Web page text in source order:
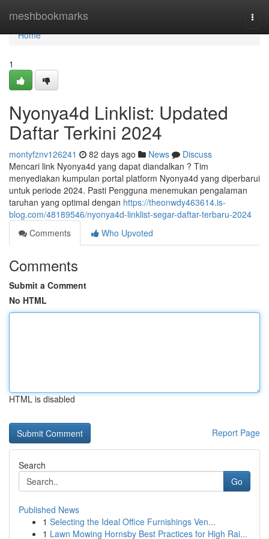
meshbookmarks
Home
Home
1
Nyonya4d Linklist: Updated
Daftar Terkini 2024
montyfznv126241 82 days ago News
Discuss
Mencari link Nyonya4d yang dapat diandalkan ? Tim
menyediakan kumpulan portal platform Nyonya4d yang diperbarui
untuk periode 2024. Pasti Pengguna menemukan pengalaman
taruhan yang optimal dengan https://theonwdy463614.is-
blog.com/48189546/nyonya4d-linklist-segar-daftar-terbaru-2024
Comments
Who Upvoted
Comments
Submit a Comment
No HTML
HTML is disabled
Report Page
Search
Go
Published News
1 Selecting the Ideal Office Furnishings Ven...
1 Lawn Mowing Hornsby Best Practices for High Rai...